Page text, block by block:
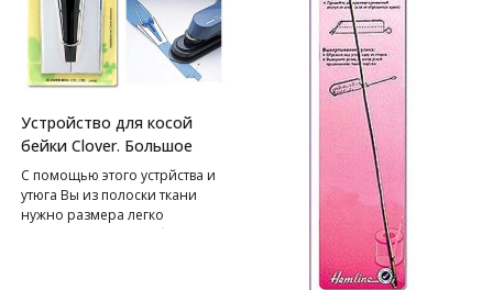
Устройство для косой
бейки Clover. Большое
С помощью этого устрйства и
утюга Вы из полоски ткани
нужно размера легко
сформируете косую бейку.